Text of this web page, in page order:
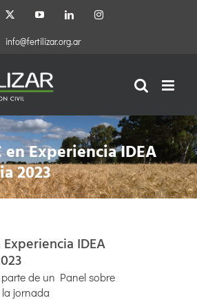
X YouTubeLinkedInInstagram
info@fertilizar.org.ar
Experiencia IDEA
2023
IDEA
de un Panel sobre
jornada